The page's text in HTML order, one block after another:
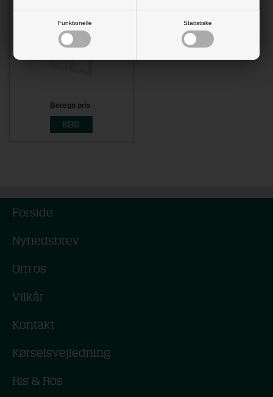
Funktionelle Statistiske
Beregn pris
Forside
Nyhedsbrev
Om os
Vilkår
Kontakt
Kørselsvejledning
Ris & Ros